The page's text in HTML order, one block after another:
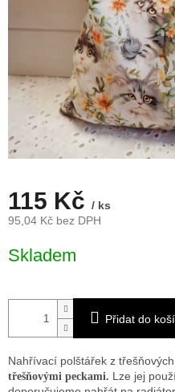
115 Kč / ks
95,04 Kč bez DPH
cena:
Skladem
Přidat do
Nahřívací polštářek z
třešňovými peckami. Lze jej